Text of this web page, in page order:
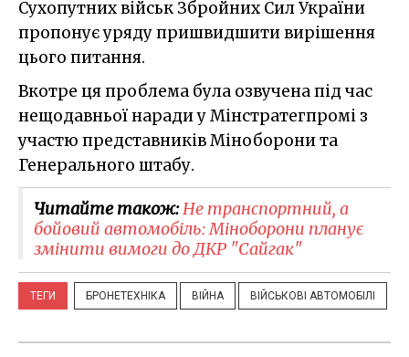
Сухопутних військ Збройних Сил України
пропонує уряду пришвидшити вирішення
цього питання.
Вкотре ця проблема була озвучена під час
нещодавньої наради у Мінстратегпромі з
участю представників Міноборони та
Генерального штабу.
Читайте також:Не транспортний, а
бойовий автомобіль: Міноборони планує
змінити вимоги до ДКР "Сайгак"
ТЕГИ БРОНЕТЕХНІКА ВІЙНА ВІЙСЬКОВІ АВТОМОБІЛІ